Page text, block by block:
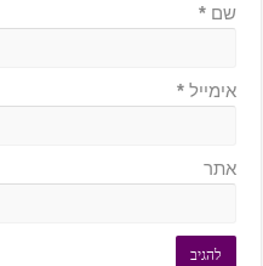
שם *
אימייל *
אתר